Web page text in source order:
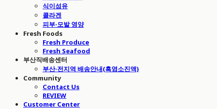
식이섬유
콜라겐
피부·모발 영양
Fresh Foods
Fresh Produce
Fresh Seafood
부산직배송센터
부산·전지역 배송안내(흑염소진액)
Community
Contact Us
REVIEW
Customer Center